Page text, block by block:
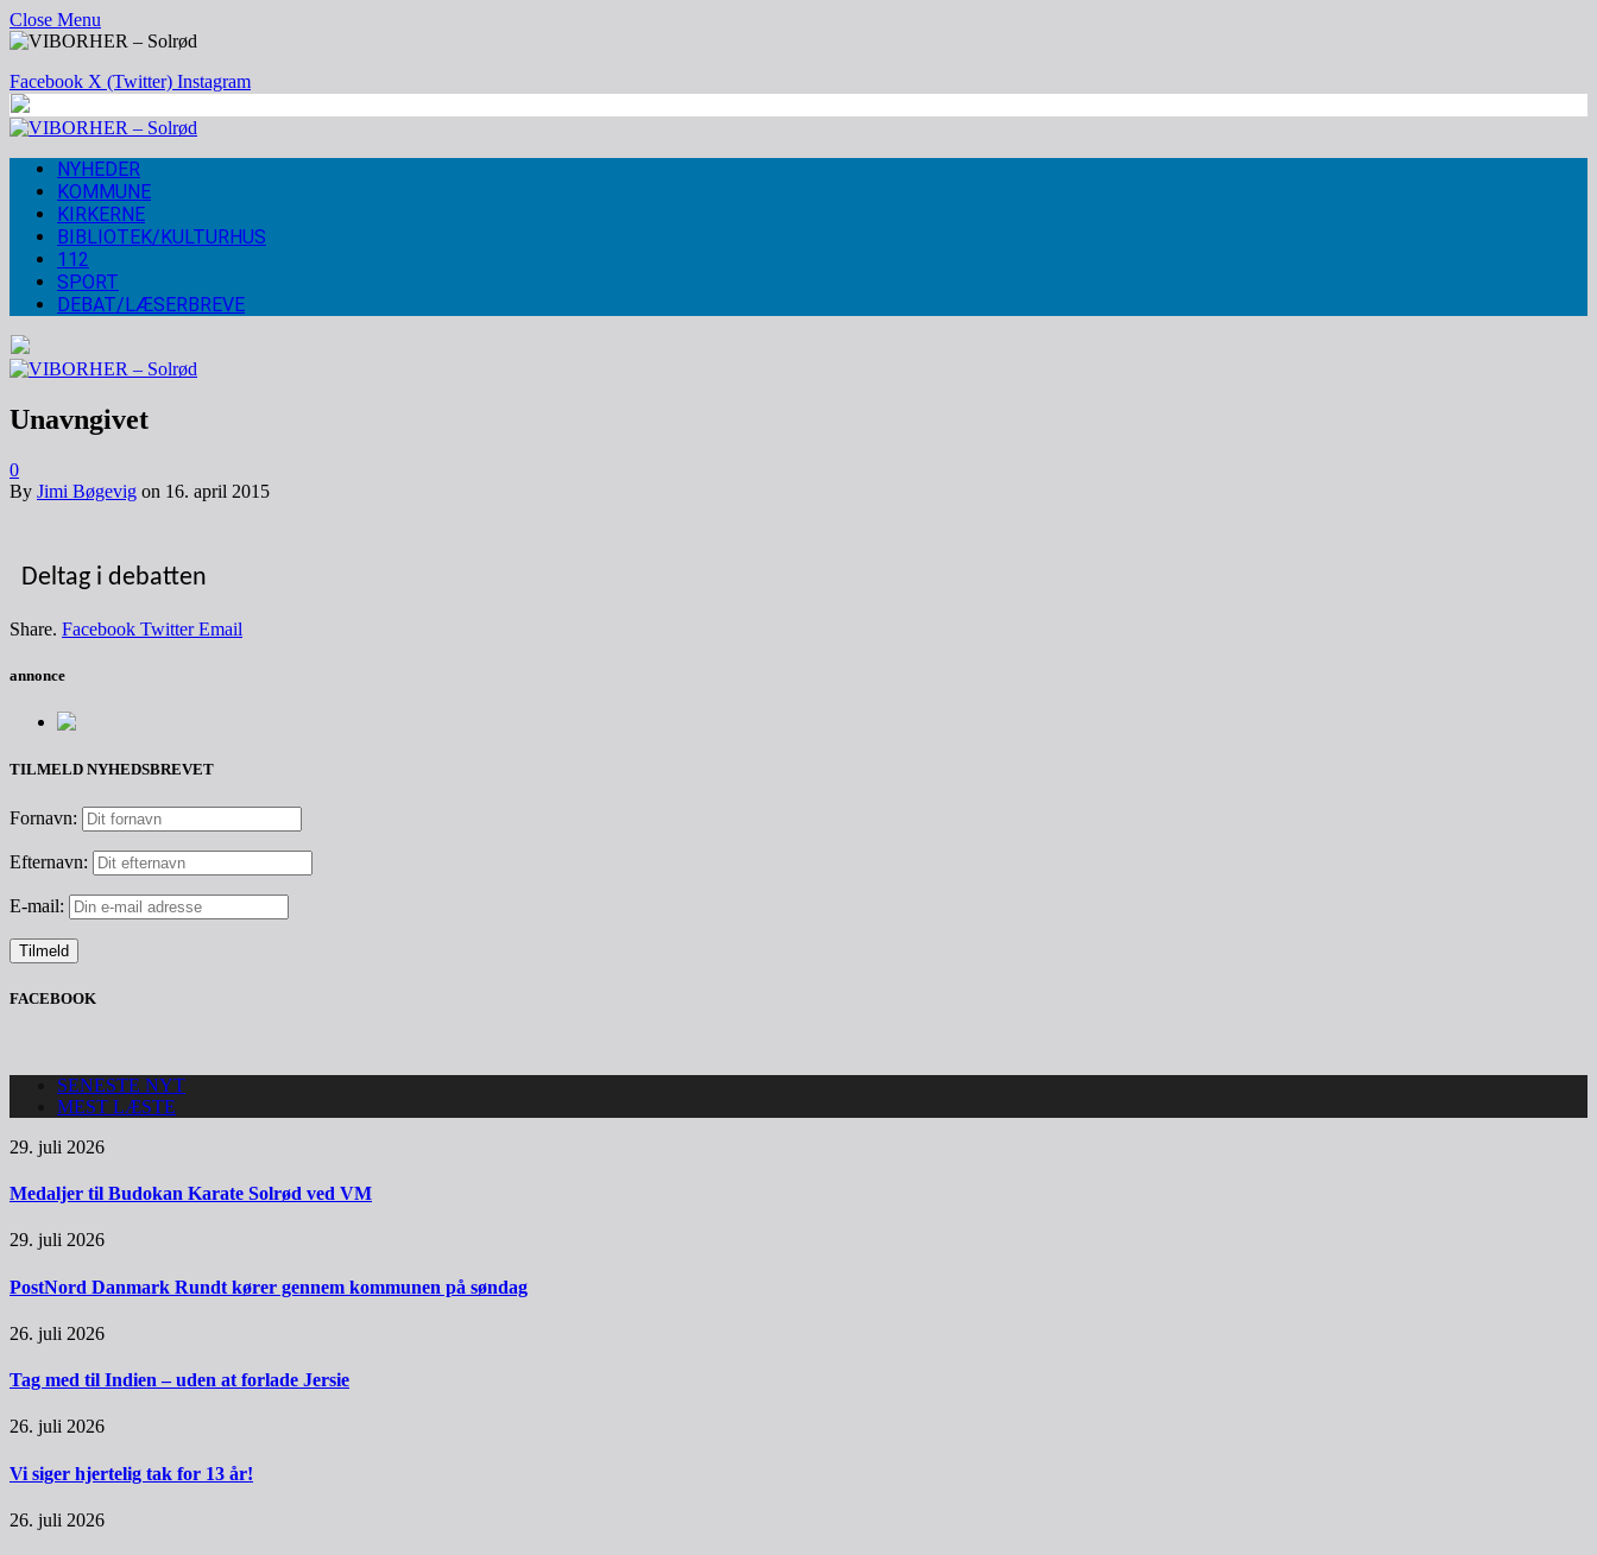
Close Menu
Facebook X (Twitter) Instagram
NYHEDER
KOMMUNE
KIRKERNE
BIBLIOTEK/KULTURHUS
112
SPORT
DEBAT/LÆSERBREVE
Unavngivet
0
By Jimi Bøgevig on 16. april 2015
Deltag i debatten
Share. Facebook Twitter Email
annonce
TILMELD NYHEDSBREVET
Fornavn:
Efternavn:
E-mail:
FACEBOOK
SENESTE NYT
MEST LÆSTE
29. juli 2026
Medaljer til Budokan Karate Solrød ved VM
29. juli 2026
PostNord Danmark Rundt kører gennem kommunen på søndag
26. juli 2026
Tag med til Indien – uden at forlade Jersie
26. juli 2026
Vi siger hjertelig tak for 13 år!
26. juli 2026